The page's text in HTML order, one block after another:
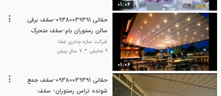
01:06
01:06
حقانی 09380039391-سقف برقی
سالن رستوران بام-سقف متحرک
سالن غذاخوری
شرکت سازه چادری غشا
9 نمایش
7 سال پیش
حقانی 09380039391-سقف جمع
شونده تراس رستوران- سقف